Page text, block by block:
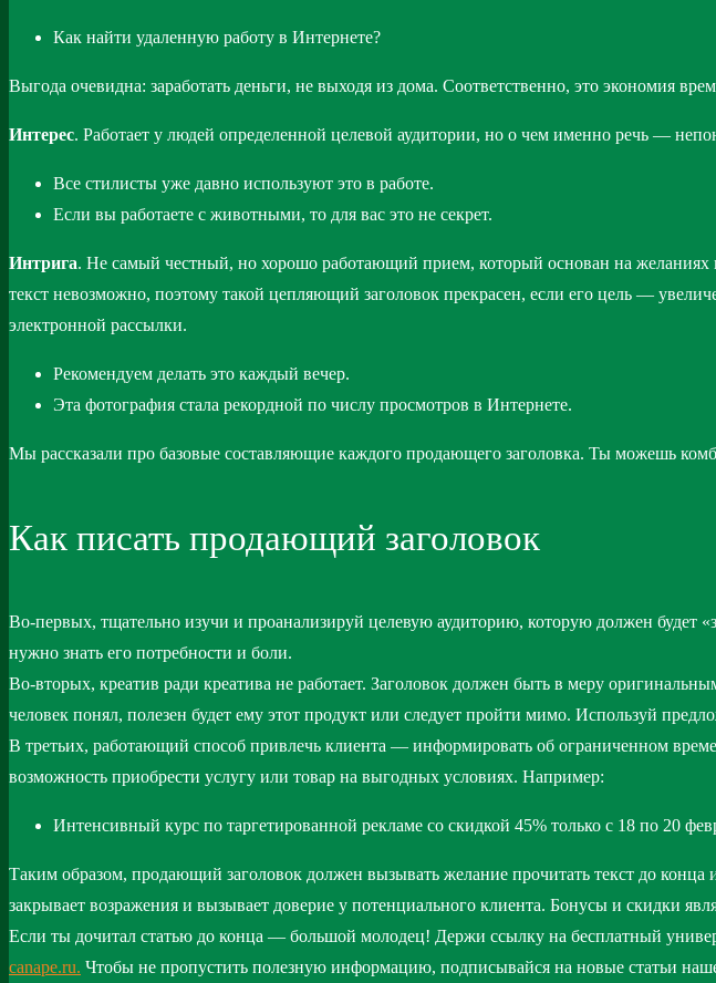
Как найти удаленную работу в Интернете?
Выгода очевидна: заработать деньги, не выходя из дома. Соответственно, это экономия
Интерес. Работает у людей определенной целевой аудитории, но о чем именно речь —
Все стилисты уже давно используют это в работе.
Если вы работаете с животными, то для вас это не секрет.
Интрига. Не самый честный, но хорошо работающий прием, который основан на желаниях
текст невозможно, поэтому такой цепляющий заголовок прекрасен, если его цель —
электронной рассылки.
Рекомендуем делать это каждый вечер.
Эта фотография стала рекордной по числу просмотров в Интернете.
Мы рассказали про базовые составляющие каждого продающего заголовка. Ты можешь
Как писать продающий заголовок
Во-первых, тщательно изучи и проанализируй целевую аудиторию, которую должен будет
нужно знать его потребности и боли.
Во-вторых, креатив ради креатива не работает. Заголовок должен быть в меру
человек понял, полезен будет ему этот продукт или следует пройти мимо. Используй
В третьих, работающий способ привлечь клиента — информировать об ограниченном
возможность приобрести услугу или товар на выгодных условиях. Например:
Интенсивный курс по таргетированной рекламе со скидкой 45% только с 18 по 20
Таким образом, продающий заголовок должен вызывать желание прочитать текст до
закрывает возражения и вызывает доверие у потенциального клиента. Бонусы и скидки
Если ты дочитал статью до конца — большой молодец! Держи ссылку на бесплатный
canape.ru. Чтобы не пропустить полезную информацию, подписывайся на новые статьи